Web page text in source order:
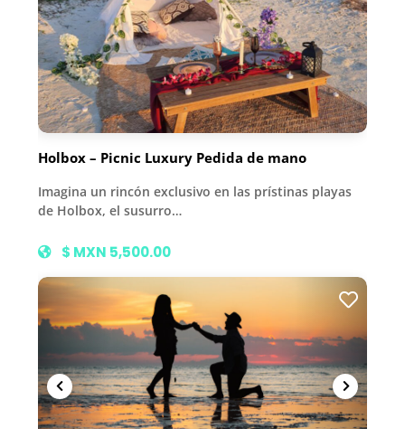
Holbox – Picnic Luxury Pedida de mano
Imagina un rincón exclusivo en las prístinas playas
de Holbox, el susurro…
$ MXN 5,500.00